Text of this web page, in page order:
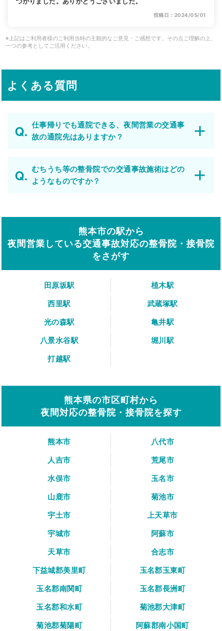
投稿日：2024/05/01
※上記はご利用者様のご利用当時の主観的なご意見・ご感想です。その点ご理解の上、
一つの参考としてご活用ください。
よくある質問
仕事帰りでも通院できる、夜間営業の交通事
故の通院先はありますか？
むちうち等の整骨院での交通事故施術はどの
ようなものですか？
熊本市の駅から
夜間営業している交通事故対応の整骨院・接骨院
をさがす
田原坂駅
植木駅
西里駅
武蔵塚駅
光の森駅
亀井駅
八景水谷駅
堀川駅
打越駅
熊本県の市区町村から
夜間対応の整骨院・接骨院を探す
熊本市
八代市
人吉市
荒尾市
水俣市
玉名市
山鹿市
菊池市
宇土市
上天草市
宇城市
阿蘇市
天草市
合志市
下益城郡美里町
玉名郡玉東町
玉名郡南関町
玉名郡長洲町
玉名郡和水町
菊池郡大津町
菊池郡菊陽町
阿蘇郡南小国町